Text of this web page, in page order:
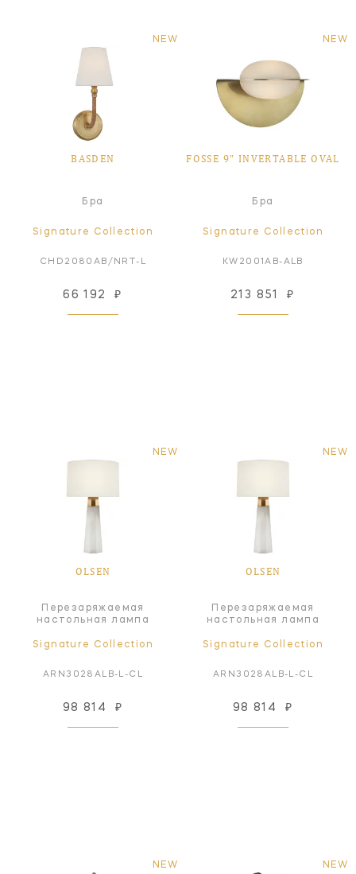
NEW
BASDEN
Бра
Signature Collection
CHD2080AB/NRT-L
66 192 ₽
NEW
FOSSE 9" INVERTABLE OVAL
Бра
Signature Collection
KW2001AB-ALB
213 851 ₽
NEW
OLSEN
Перезаряжаемая
настольная лампа
Signature Collection
ARN3028ALB-L-CL
98 814 ₽
NEW
OLSEN
Перезаряжаемая
настольная лампа
Signature Collection
ARN3028ALB-L-CL
98 814 ₽
NEW NEW